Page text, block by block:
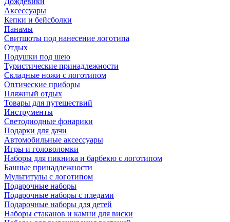
Аксессуары
Кепки и бейсболки
Панамы
Свитшоты под нанесение логотипа
Отдых
Подушки под шею
Туристические принадлежности
Складные ножи с логотипом
Оптические приборы
Пляжный отдых
Товары для путешествий
Инструменты
Светодиодные фонарики
Подарки для дачи
Автомобильные аксессуары
Игры и головоломки
Наборы для пикника и барбекю с логотипом
Банные принадлежности
Мультитулы с логотипом
Подарочные наборы
Подарочные наборы с пледами
Подарочные наборы для детей
Наборы стаканов и камни для виски